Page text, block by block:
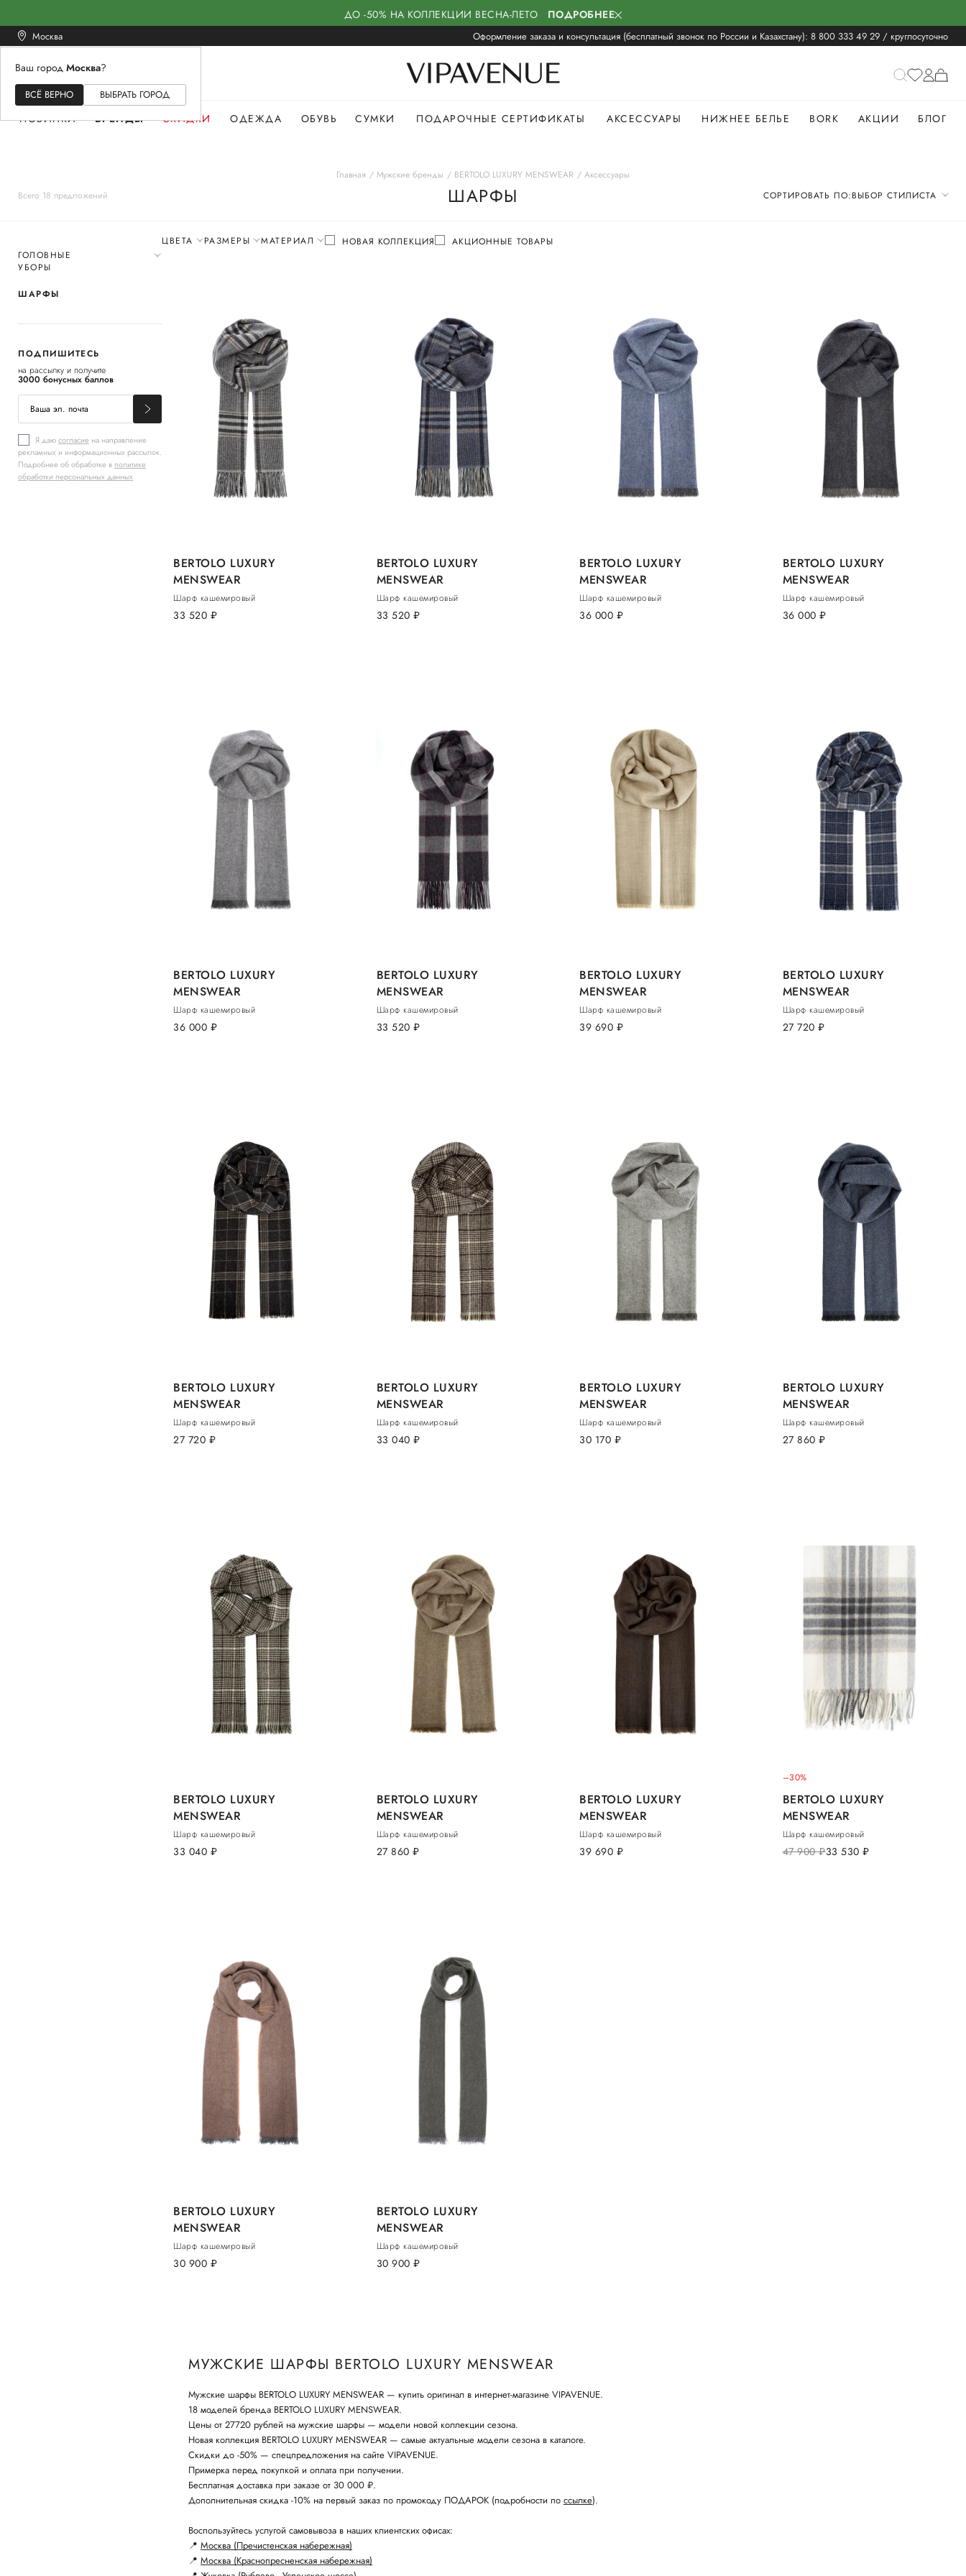
ДО -50% НА КОЛЛЕКЦИИ ВЕСНА-ЛЕТО ПОДРОБНЕЕ
Москва Оформление заказа и консультация (бесплатный звонок по России и Казахстану): 8 800 333 49 29 / круглосуточно
Ваш город Москва?
ВСЁ ВЕРНО ВЫБРАТЬ ГОРОД
ЖЕНСКОЕМУЖСКОЕ
НОВИНКИ БРЕНДЫ СКИДКИ ОДЕЖДА ОБУВЬ СУМКИ ПОДАРОЧНЫЕ СЕРТИФИКАТЫ АКСЕССУАРЫ НИЖНЕЕ БЕЛЬЕ BORK АКЦИИ БЛОГ
Всего 18 предложений
Главная Мужские бренды BERTOLO LUXURY MENSWEAR Аксессуары
ШАРФЫ СОРТИРОВАТЬ ПО:ВЫБОР СТИЛИСТА
ГОЛОВНЫЕ
УБОРЫ
ШАРФЫ
ПОДПИШИТЕСЬ
на рассылку и получите
3000 бонусных баллов
Я даюсогласие на направление
рекламных и информационных рассылок.
Подробнее об обработке в политике
обработки персональных данных
ЦВЕТА РАЗМЕРЫ МАТЕРИАЛ НОВАЯ КОЛЛЕКЦИЯ АКЦИОННЫЕ ТОВАРЫ
BERTOLO LUXURY
MENSWEAR
Шарф кашемировый
33 520 руб.
BERTOLO LUXURY
MENSWEAR
Шарф кашемировый
33 520 руб.
BERTOLO LUXURY
MENSWEAR
Шарф кашемировый
36 000 руб.
BERTOLO LUXURY
MENSWEAR
Шарф кашемировый
36 000 руб.
BERTOLO LUXURY
MENSWEAR
Шарф кашемировый
36 000 руб.
BERTOLO LUXURY
MENSWEAR
Шарф кашемировый
33 520 руб.
BERTOLO LUXURY
MENSWEAR
Шарф кашемировый
39 690 руб.
BERTOLO LUXURY
MENSWEAR
Шарф кашемировый
27 720 руб.
BERTOLO LUXURY
MENSWEAR
Шарф кашемировый
27 720 руб.
BERTOLO LUXURY
MENSWEAR
Шарф кашемировый
33 040 руб.
BERTOLO LUXURY
MENSWEAR
Шарф кашемировый
30 170 руб.
BERTOLO LUXURY
MENSWEAR
Шарф кашемировый
27 860 руб.
BERTOLO LUXURY
MENSWEAR
Шарф кашемировый
33 040 руб.
BERTOLO LUXURY
MENSWEAR
Шарф кашемировый
27 860 руб.
BERTOLO LUXURY
MENSWEAR
Шарф кашемировый
39 690 руб.
–30%
BERTOLO LUXURY
MENSWEAR
Шарф кашемировый
47 900руб.33 530 руб.
BERTOLO LUXURY
MENSWEAR
Шарф кашемировый
30 900 руб.
BERTOLO LUXURY
MENSWEAR
Шарф кашемировый
30 900 руб.
МУЖСКИЕ ШАРФЫ BERTOLO LUXURY MENSWEAR
Мужские шарфы BERTOLO LUXURY MENSWEAR — купить оригинал в интернет-магазине VIPAVENUE.
18 моделей бренда BERTOLO LUXURY MENSWEAR.
Цены от 27720 рублей на мужские шарфы — модели новой коллекции сезона.
Новая коллекция BERTOLO LUXURY MENSWEAR — самые актуальные модели сезона в каталоге.
Скидки до -50% — спецпредложения на сайте VIPAVENUE.
Примерка перед покупкой и оплата при получении.
Бесплатная доставка при заказе от 30 000 ₽.
Дополнительная скидка -10% на первый заказ по промокоду ПОДАРОК (подробности по ссылке).
Воспользуйтесь услугой самовывоза в наших клиентских офисах:
📍 Москва (Пречистенская набережная)
📍 Москва (Краснопресненская набережная)